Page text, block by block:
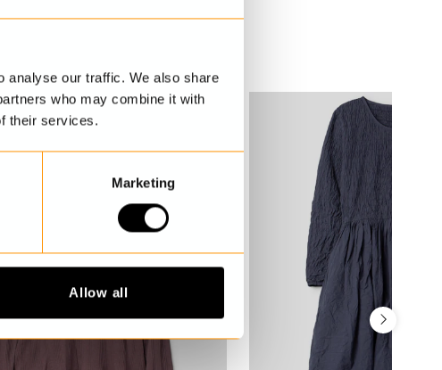
analyse our traffic. We also share
who may combine it with
their services.
Marketing
Allow all